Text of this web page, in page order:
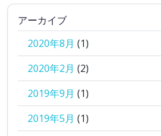
アーカイブ
2020年8月 (1)
2020年2月 (2)
2019年9月 (1)
2019年5月 (1)